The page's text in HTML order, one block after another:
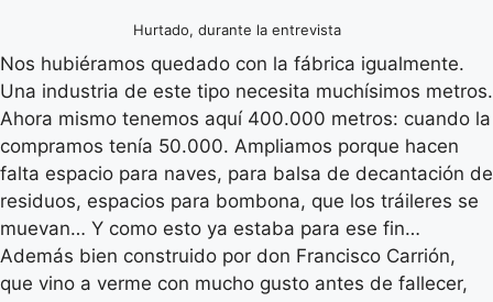
Hurtado, durante la entrevista
Nos hubiéramos quedado con la fábrica igualmente.
Una industria de este tipo necesita muchísimos metros.
Ahora mismo tenemos aquí 400.000 metros: cuando la
compramos tenía 50.000. Ampliamos porque hacen
falta espacio para naves, para balsa de decantación de
residuos, espacios para bombona, que los tráileres se
muevan… Y como esto ya estaba para ese fin…
Además bien construido por don Francisco Carrión,
que vino a verme con mucho gusto antes de fallecer,